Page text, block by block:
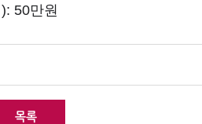
50만원
목록